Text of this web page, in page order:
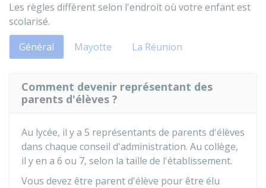
Les règles diffèrent selon l'endroit où votre enfant est
scolarisé.
Général
Mayotte La Réunion
Comment devenir représentant des
parents d'élèves ?
Au lycée, il y a 5 représentants de parents d'élèves
dans chaque conseil d'administration. Au collège,
il y en a 6 ou 7, selon la taille de l'établissement.
Vous devez être parent d'élève pour être élu